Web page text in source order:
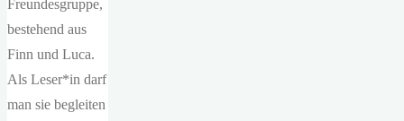
Freundesgruppe,
bestehend aus
Finn und Luca.
Als Leser*in darf
man sie begleiten